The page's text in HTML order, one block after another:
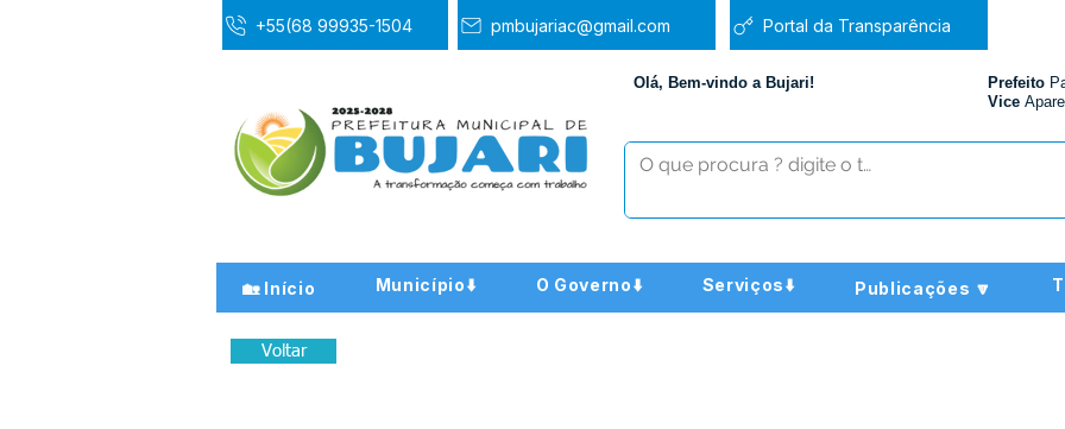
+55(68 99935-1504 pmbujariac@gmail.com Portal da Transparência
Olá, Bem-vindo a Bujari! Prefeito
Vice
🏡 Início Município⬇️ O Governo⬇️ Serviços⬇️ Publicações 🔽
Voltar